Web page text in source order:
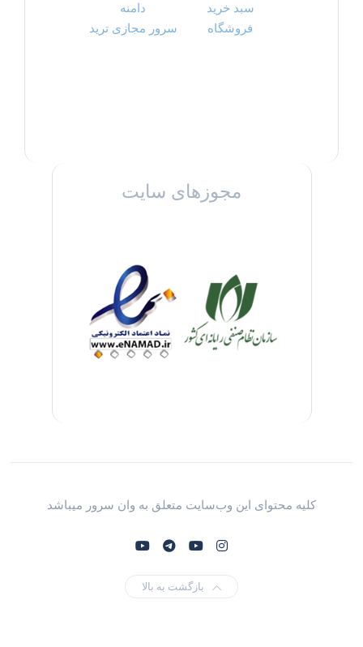
سبد خرید
فروشگاه
دامنه
سرور مجازی ترید
مجوزهای سایت
کلیه محتوای این وب‌سایت متعلق به وان سرور میباشد
بازگشت به بالا